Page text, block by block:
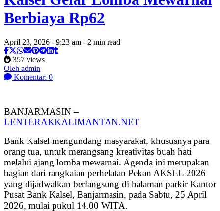
Berbiaya Rp62
April 23, 2026 - 9:23 am - 2 min read
357 views
Oleh admin
Komentar: 0
BANJARMASIN –
LENTERAKKALIMANTAN.NET
Bank Kalsel mengundang masyarakat, khususnya para
orang tua, untuk merangsang kreativitas buah hati
melalui ajang lomba mewarnai. Agenda ini merupakan
bagian dari rangkaian perhelatan Pekan AKSEL 2026
yang dijadwalkan berlangsung di halaman parkir Kantor
Pusat Bank Kalsel, Banjarmasin, pada Sabtu, 25 April
2026, mulai pukul 14.00 WITA.